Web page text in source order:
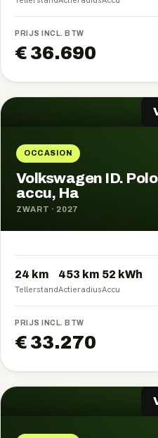
PRIJS INCL. BTW
€ 36.690
OCCASION
Volkswagen ID.
accu, Ha
ZWART · 2027
24 km
Tellerstand
453 km
Actieradius
52 kWh
Accu
PRIJS INCL. BTW
€ 33.270